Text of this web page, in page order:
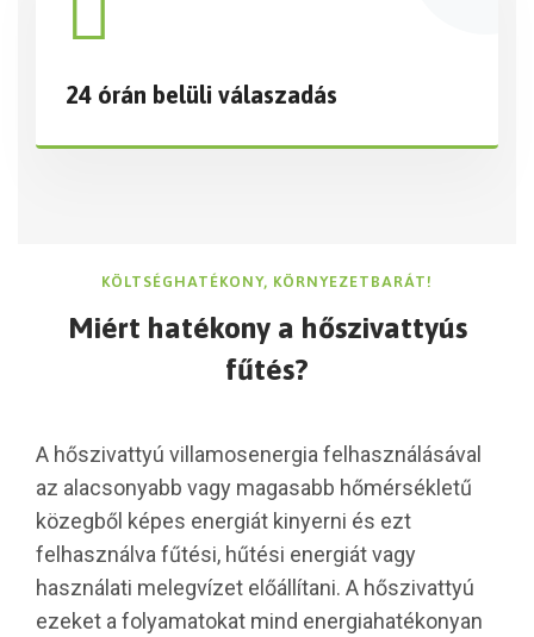
24 órán belüli válaszadás
KÖLTSÉGHATÉKONY, KÖRNYEZETBARÁT!
Miért hatékony a hőszivattyús
fűtés?
A hőszivattyú villamosenergia felhasználásával
az alacsonyabb vagy magasabb hőmérsékletű
közegből képes energiát kinyerni és ezt
felhasználva fűtési, hűtési energiát vagy
használati melegvízet előállítani. A hőszivattyú
ezeket a folyamatokat mind energiahatékonyan